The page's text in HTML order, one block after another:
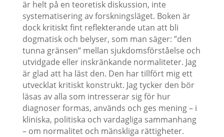
är helt på en teoretisk diskussion, inte
systematisering av forskningsläget. Boken är
dock kritiskt fint reflekterande utan att bli
dogmatisk och belyser, som man säger: ”den
tunna gränsen” mellan sjukdomsförståelse och
utvidgade eller inskränkande normaliteter. Jag
är glad att ha läst den. Den har tillfört mig ett
utvecklat kritiskt konstrukt. Jag tycker den bör
läsas av alla som intresserar sig för hur
diagnoser formas, används och ges mening – i
kliniska, politiska och vardagliga sammanhang
– om normalitet och mänskliga rättigheter.